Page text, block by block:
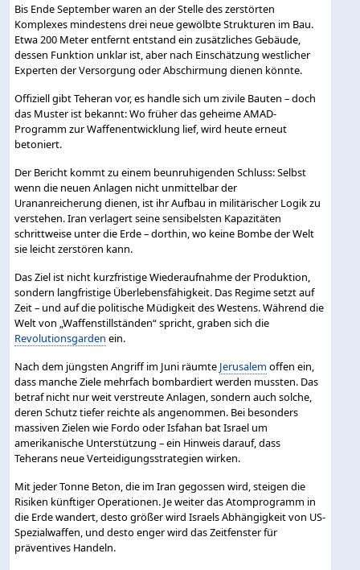
Bis Ende September waren an der Stelle des zerstörten
Komplexes mindestens drei neue gewölbte Strukturen im Bau.
Etwa 200 Meter entfernt entstand ein zusätzliches Gebäude,
dessen Funktion unklar ist, aber nach Einschätzung westlicher
Experten der Versorgung oder Abschirmung dienen könnte.
Offiziell gibt Teheran vor, es handle sich um zivile Bauten – doch
das Muster ist bekannt: Wo früher das geheime AMAD-
Programm zur Waffenentwicklung lief, wird heute erneut
betoniert.
Der Bericht kommt zu einem beunruhigenden Schluss: Selbst
wenn die neuen Anlagen nicht unmittelbar der
Urananreicherung dienen, ist ihr Aufbau in militärischer Logik zu
verstehen. Iran verlagert seine sensibelsten Kapazitäten
schrittweise unter die Erde – dorthin, wo keine Bombe der Welt
sie leicht zerstören kann.
Das Ziel ist nicht kurzfristige Wiederaufnahme der Produktion,
sondern langfristige Überlebensfähigkeit. Das Regime setzt auf
Zeit – und auf die politische Müdigkeit des Westens. Während die
Welt von „Waffenstillständen“ spricht, graben sich die
Revolutionsgarden ein.
Nach dem jüngsten Angriff im Juni räumte Jerusalem offen ein,
dass manche Ziele mehrfach bombardiert werden mussten. Das
betraf nicht nur weit verstreute Anlagen, sondern auch solche,
deren Schutz tiefer reichte als angenommen. Bei besonders
massiven Zielen wie Fordo oder Isfahan bat Israel um
amerikanische Unterstützung – ein Hinweis darauf, dass
Teherans neue Verteidigungsstrategien wirken.
Mit jeder Tonne Beton, die im Iran gegossen wird, steigen die
Risiken künftiger Operationen. Je weiter das Atomprogramm in
die Erde wandert, desto größer wird Israels Abhängigkeit von US-
Spezialwaffen, und desto enger wird das Zeitfenster für
präventives Handeln.